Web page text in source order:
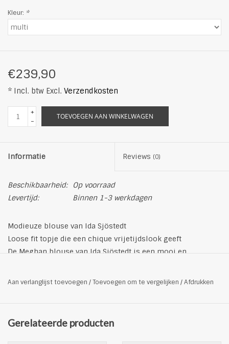
Kleur: *
€239,90
* Incl. btw Excl. Verzendkosten
+
-
TOEVOEGEN AAN WINKELWAGEN
Informatie Reviews (0)
Beschikbaarheid:
Op voorraad
Levertijd:
Binnen 1-3 werkdagen
Modieuze blouse van Ida Sjöstedt
Loose fit topje die een chique vrijetijdslook geeft
De Meghan blouse van Ida Sjöstedt is een mooi en
Knoopsluiting sleutelgat
Aan verlanglijst toevoegen /Toevoegen om te vergelijken /Afdrukken
Gerelateerde producten